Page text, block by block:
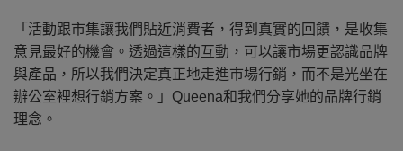
「活動跟市集讓我們貼近消費者，得到真實的回饋，是收集
意見最好的機會。透過這樣的互動，可以讓市場更認識品牌
與產品，所以我們決定真正地走進市場行銷，而不是光坐在
辦公室裡想行銷方案。」Queena和我們分享她的品牌行銷
理念。